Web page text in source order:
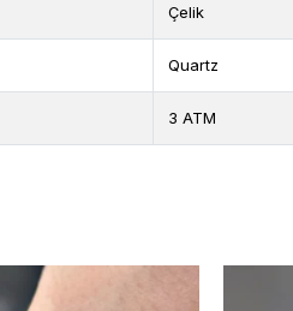
Çelik
Quartz
3 ATM